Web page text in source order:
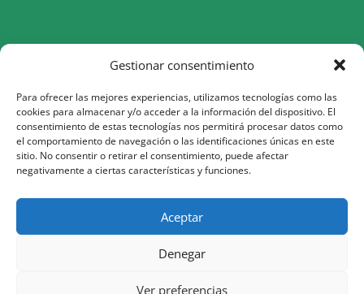
Gestionar consentimiento
Para ofrecer las mejores experiencias, utilizamos tecnologías como las
cookies para almacenar y/o acceder a la información del dispositivo. El
consentimiento de estas tecnologías nos permitirá procesar datos como
el comportamiento de navegación o las identificaciones únicas en este
sitio. No consentir o retirar el consentimiento, puede afectar
negativamente a ciertas características y funciones.
Aceptar
Denegar
Ver preferencias
Aquesta actuació està impulsada i subvencionada pel Servei
Públic d’Ocupació de Catalunya i finançada al 100% pel Fons
Social Europeu com a part de la resposta de la Unió Europea